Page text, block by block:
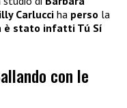
Carlucci ha perso la
è stato infatti Tú Sí
con le